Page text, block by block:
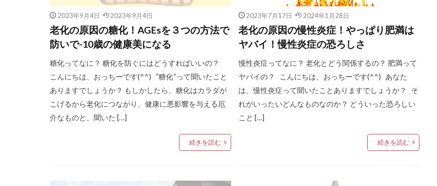
2023年9月4日 2023年9月4日
老化の原因の糖化！AGEsを３つの方法で
防いで-10歳の健康美になる
糖化ってなに？ 糖化を防ぐにはどうすればいいの？
こんにちは、おっちーです(^^) ”糖化”って聞いたこと
ありますでしょうか？ もしかしたら、糖化はカラダが
こげるから老化につながり、健康に悪影響を与える厄
介なものと、聞いた […]
続きを読む
2023年7月17日 2024年1月28日
老化の原因の慢性炎症！やっぱり肥満は
ヤバイ！慢性炎症の恐ろしさ
慢性炎症ってなに？ 老化とどう関係するの？ 肥満って
ヤバイの？ こんにちは、おっちーです(^^) あなた
は、慢性炎症って聞いたことありますでしょうか？ そ
れがいったいどんなものなのか？ どういった恐ろしい
こと […]
続きを読む